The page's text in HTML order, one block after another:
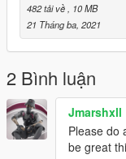
482 tải về
, 10 MB
21 Tháng ba, 2021
2 Bình luận
Jmarshxll
Please do
be great